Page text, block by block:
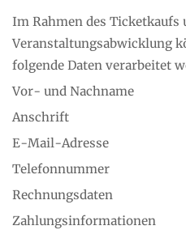
Im Rahmen des Ticketkaufs
Veranstaltungsabwicklung
folgende Daten verarbeitet
Vor- und Nachname
Anschrift
E-Mail-Adresse
Telefonnummer
Rechnungsdaten
Zahlungsinformationen